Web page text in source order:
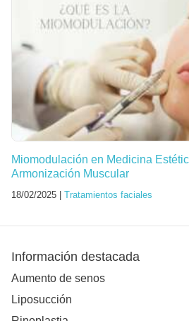
Miomodulación en Medicina
Armonización Muscular
18/02/2025 | Tratamientos faciales
Información destacada
Aumento de senos
Liposucción